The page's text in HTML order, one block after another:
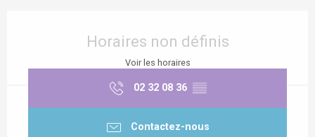
Horaires non définis
Voir les horaires
02 32 08 36 ▒▒
Contactez-nous